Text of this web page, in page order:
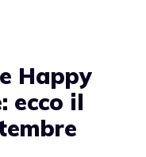
Happy
ecco il